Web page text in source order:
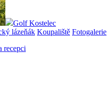
Golf Kostelec
lázeňák Koupaliště Fotogalerie
recepci